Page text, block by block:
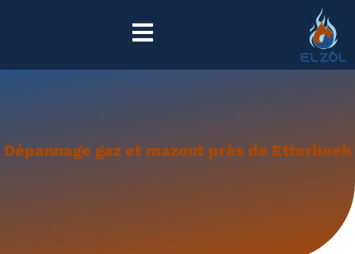
Dépannage gaz et mazout près de Etterbeek